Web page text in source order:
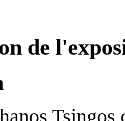
de
Tsingos